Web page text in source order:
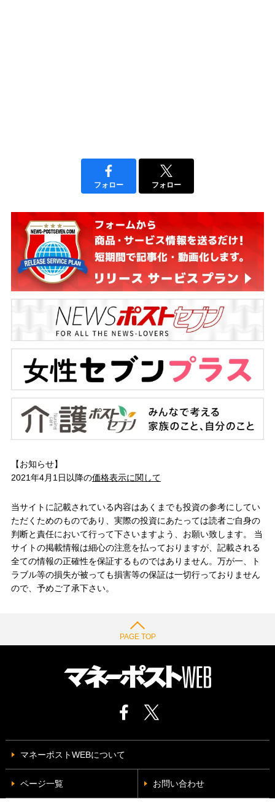
フォロー フォロー
【お知らせ】
2021年4月1日以降の価格表示に関して
当サイトに記載されている内容はあくまでも投資の参考にしてい
ただくためのものであり、実際の投資にあたっては読者ご自身の
判断と責任において行って下さいますよう、お願い致します。 当
サイトの掲載情報は細心の注意を払っておりますが、記載される
全ての情報の正確性を保証するものではありません。万が一、ト
ラブル等の損失が被っても損害等の保証は一切行っておりません
ので、予めご了承下さい。
PAGE TOP
マネーポストWEBについて
ページ一覧 お問い合わせ